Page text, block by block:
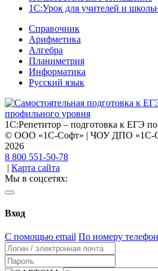
1С:Урок для учителей и
Справочник
Арифметика
Алгебра
Планиметрия
Информатика
Русский язык
1С:Репетитор – подготовка к ЕГЭ
© ООО «1С-Софт» | ЧОУ ДПО «1С-
2026
8 800 551-50-78
| Карта сайта
Мы в соцсетях:
Вход
С помощью email По номеру